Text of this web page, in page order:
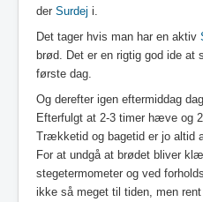
der Surdej i.
Det tager hvis man har en aktiv
brød. Det er en rigtig god ide at
første dag.
Og derefter igen eftermiddag
Efterfulgt at 2-3 timer hæve og
Trækketid og bagetid er jo altid
For at undgå at brødet bliver
stegetermometer og ved
ikke så meget til tiden, men